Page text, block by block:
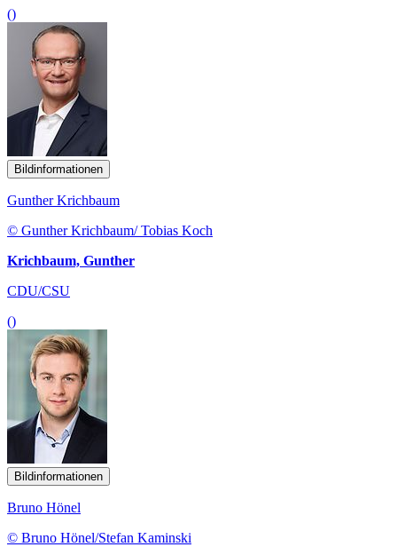
()
Bildinformationen
Gunther Krichbaum
© Gunther Krichbaum/ Tobias Koch
Krichbaum, Gunther
CDU/CSU
()
Bildinformationen
Bruno Hönel
© Bruno Hönel/Stefan Kaminski